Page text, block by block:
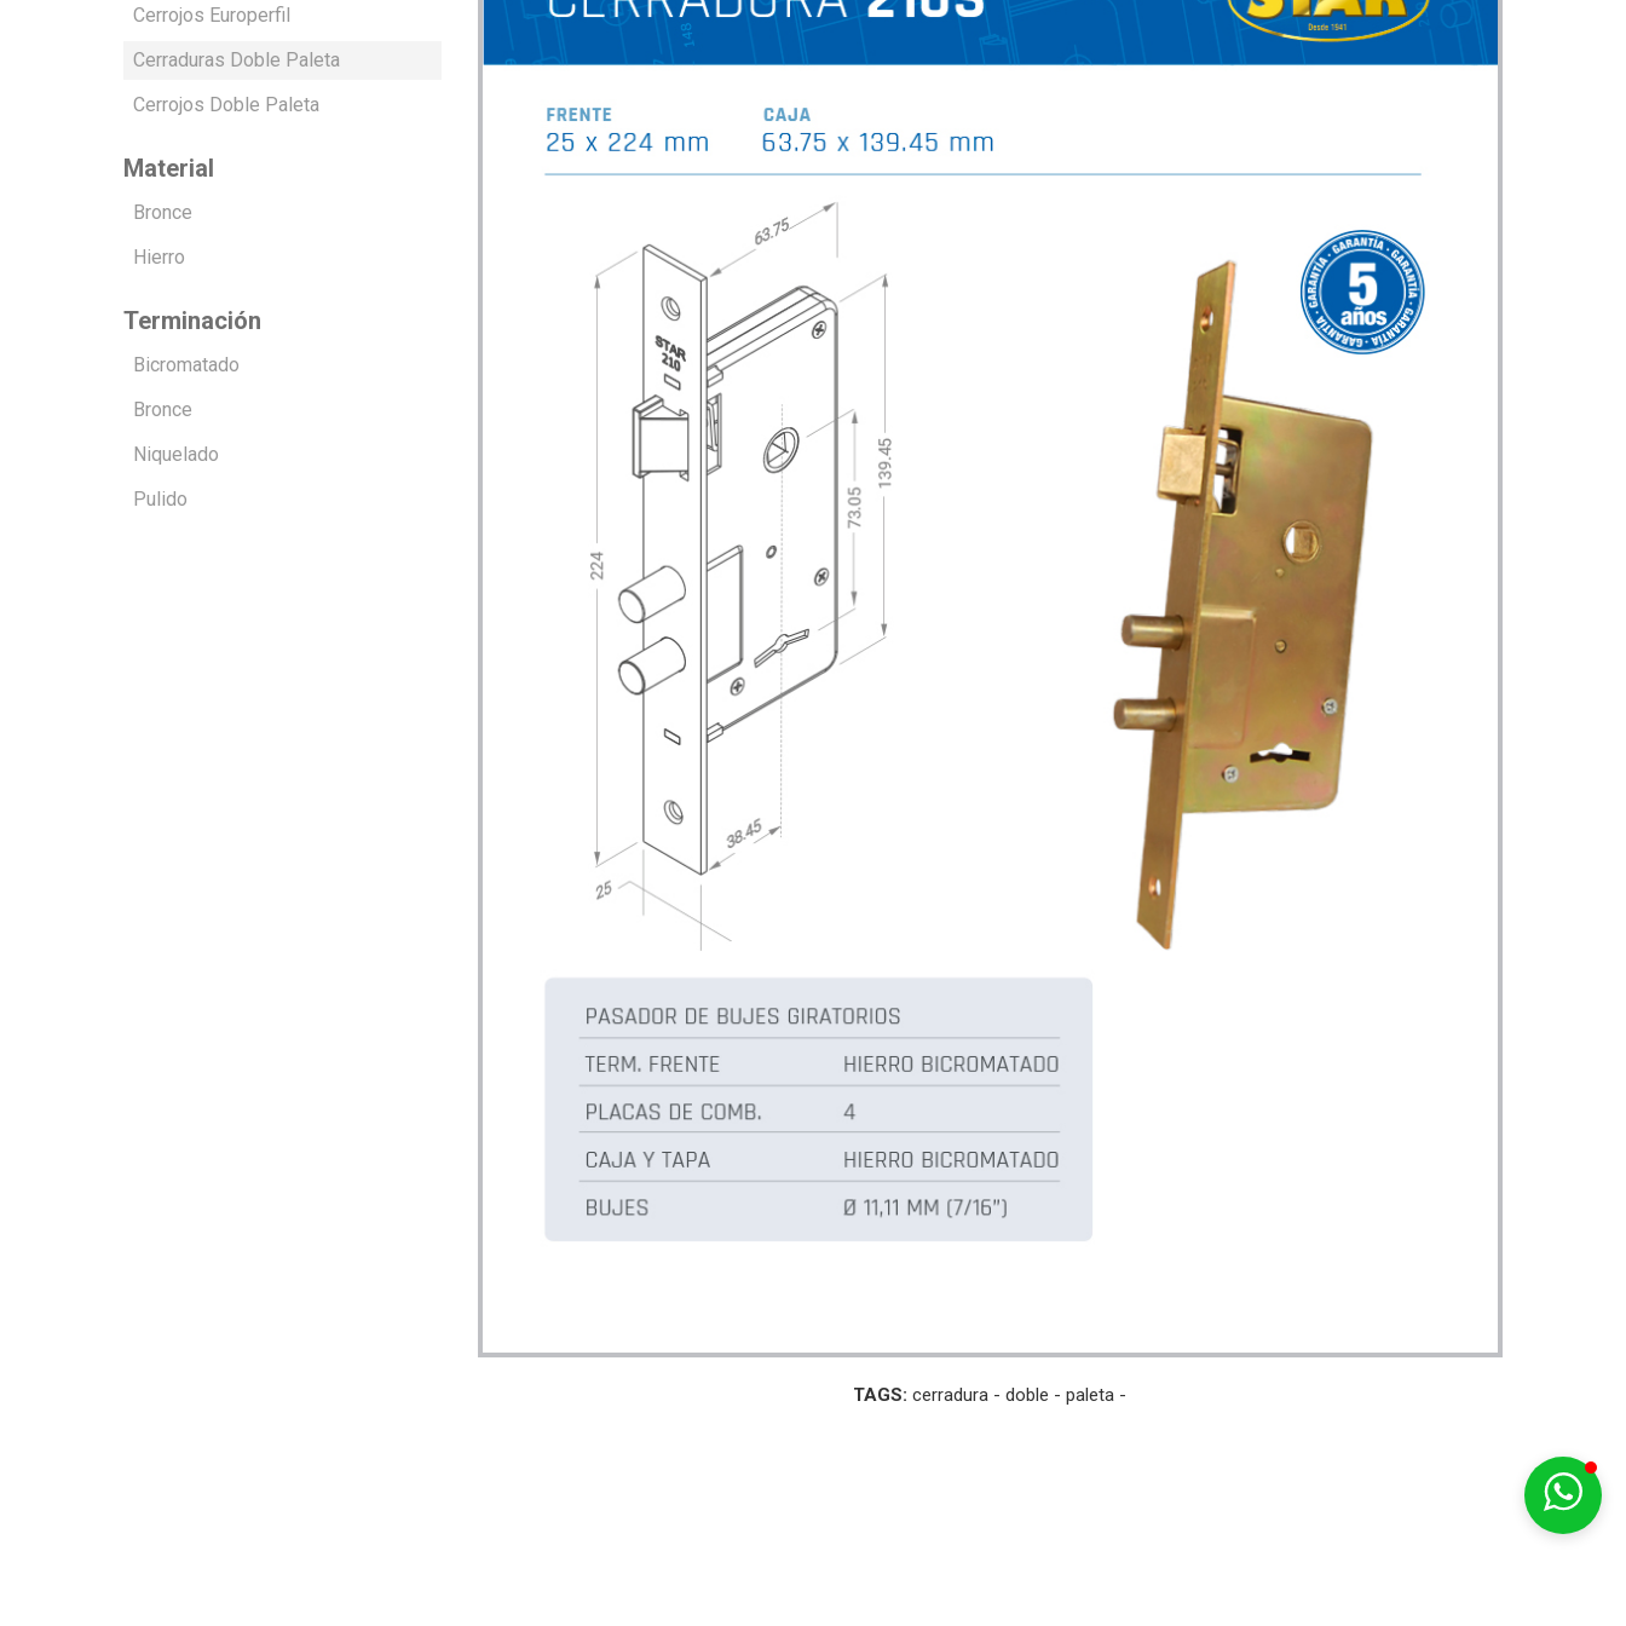
Cerrojos Europerfil
Cerraduras Doble Paleta
Cerrojos Doble Paleta
Material
Bronce
Hierro
Terminación
Bicromatado
Bronce
Niquelado
Pulido
TAGS:cerradura -doble -paleta -